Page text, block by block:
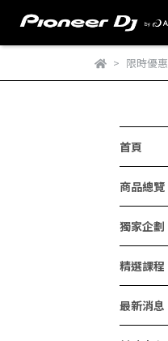
限時優惠
首頁
商品總覽
獨家企劃
精選課程
最新消息